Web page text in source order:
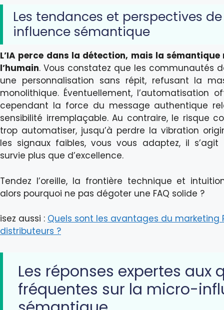
Les tendances et perspectives
influence sémantique
L’IA perce dans la détection, mais la sémantique
l’humain. Vous constatez que les communautés
une personnalisation sans répit, refusant la
monolithique. Éventuellement, l’automatisation
cependant la force du message authentique
sensibilité irremplaçable. Au contraire, le risque
trop automatiser, jusqu’à perdre la vibration
les signaux faibles, vous vous adaptez, il s’agit
survie plus que d’excellence.
Tendez l’oreille, la frontière technique et
alors pourquoi ne pas dégoter une FAQ solide ?
isez aussi : Quels sont les avantages du marketing
distributeurs ?
Les réponses expertes aux
fréquentes sur la micro-